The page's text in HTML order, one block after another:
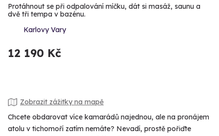
Protáhnout se při odpalování míčku, dát si masáž, saunu a
dvě tři tempa v bazénu.
Karlovy Vary
12 190 Kč
Zobrazit zážitky na mapě
Chcete obdarovat více kamarádů najednou, ale na pronájem
atolu v tichomoří zatím nemáte? Nevadí, prostě pořiďte